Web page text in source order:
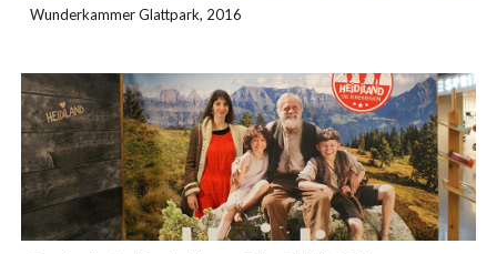
Wunderkammer Glattpark, 2016